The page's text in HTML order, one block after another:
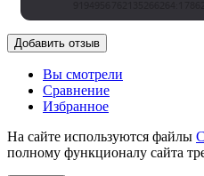
Добавить отзыв
Вы смотрели
Сравнение
Избранное
На сайте используются файлы
полному функционалу сайта